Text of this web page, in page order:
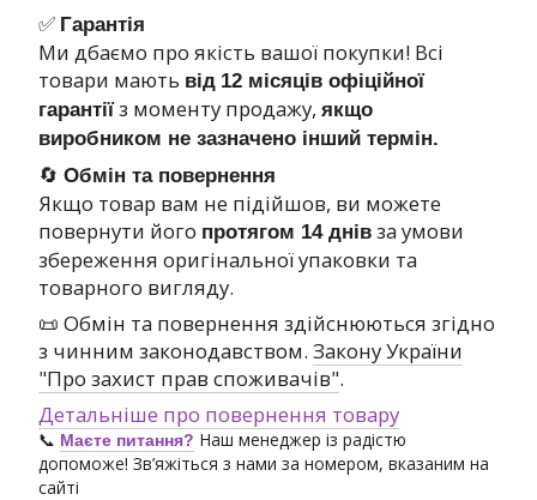
✅ Гарантія
Ми дбаємо про якість вашої покупки! Всі
товари мають від 12 місяців офіційної
гарантії з моменту продажу, якщо
виробником не зазначено інший термін.
🔄 Обмін та повернення
Якщо товар вам не підійшов, ви можете
повернути його протягом 14 днів за умови
збереження оригінальної упаковки та
товарного вигляду.
📜 Обмін та повернення здійснюються згідно
з чинним законодавством. Закону України
"Про захист прав споживачів".
Детальніше про повернення товару
📞 Маєте питання? Наш менеджер із радістю
допоможе! Зв’яжіться з нами за номером, вказаним на
сайті